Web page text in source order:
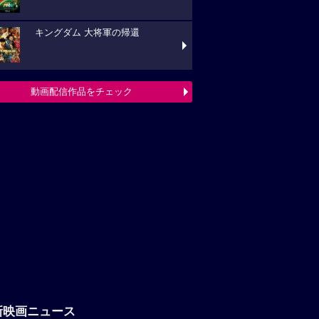
キングダム 大将軍の帰還
動画配信作品をチェック
映画ニュース